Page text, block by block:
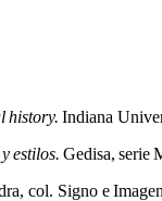
history. Indiana
estilos. Gedisa, serie
col. Signo e